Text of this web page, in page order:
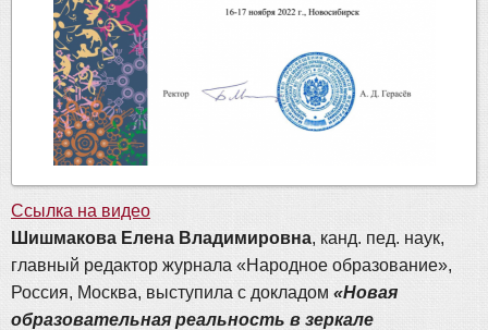
Ссылка на видео
Шишмакова Елена Владимировна, канд. пед. наук,
главный редактор журнала «Народное образование»,
Россия, Москва, выступила с докладом «Новая
образовательная реальность в зеркале